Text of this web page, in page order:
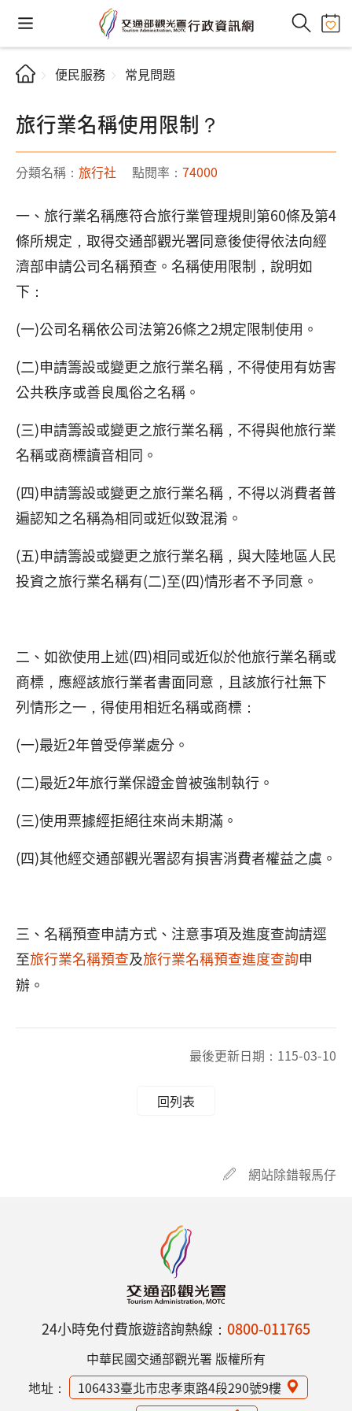
便民服務 常見問題
旅行業名稱使用限制？
分類名稱： 旅行社 點閱率： 74000
一、旅行業名稱應符合旅行業管理規則第60條及第4
條所規定，取得交通部觀光署同意後使得依法向經
濟部申請公司名稱預查。名稱使用限制，說明如
下：
(一)公司名稱依公司法第26條之2規定限制使用。
(二)申請籌設或變更之旅行業名稱，不得使用有妨害
公共秩序或善良風俗之名稱。
(三)申請籌設或變更之旅行業名稱，不得與他旅行業
名稱或商標讀音相同。
(四)申請籌設或變更之旅行業名稱，不得以消費者普
遍認知之名稱為相同或近似致混淆。
(五)申請籌設或變更之旅行業名稱，與大陸地區人民
投資之旅行業名稱有(二)至(四)情形者不予同意。
二、如欲使用上述(四)相同或近似於他旅行業名稱或
商標，應經該旅行業者書面同意，且該旅行社無下
列情形之一，得使用相近名稱或商標：
(一)最近2年曾受停業處分。
(二)最近2年旅行業保證金曾被強制執行。
(三)使用票據經拒絕往來尚未期滿。
(四)其他經交通部觀光署認有損害消費者權益之虞。
三、名稱預查申請方式、注意事項及進度查詢請逕
至旅行業名稱預查及旅行業名稱預查進度查詢申
辦。
最後更新日期： 115-03-10
回列表
網站除錯報馬仔
24小時免付費旅遊諮詢熱線： 0800-011765
中華民國交通部觀光署 版權所有
地址：
106433臺北市忠孝東路4段290號9樓